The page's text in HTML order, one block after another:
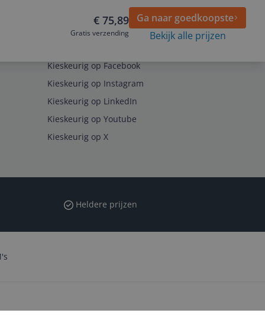
€ 75,89
Gratis verzending
Ga naar goedkoopste
Bekijk alle prijzen
Kieskeurig op Facebook
Kieskeurig op Instagram
Kieskeurig op LinkedIn
Kieskeurig op Youtube
Kieskeurig op X
Heldere prijzen